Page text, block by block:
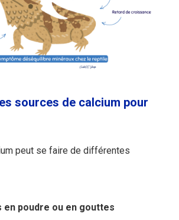
sources de calcium pour
peut se faire de différentes
en poudre ou en gouttes